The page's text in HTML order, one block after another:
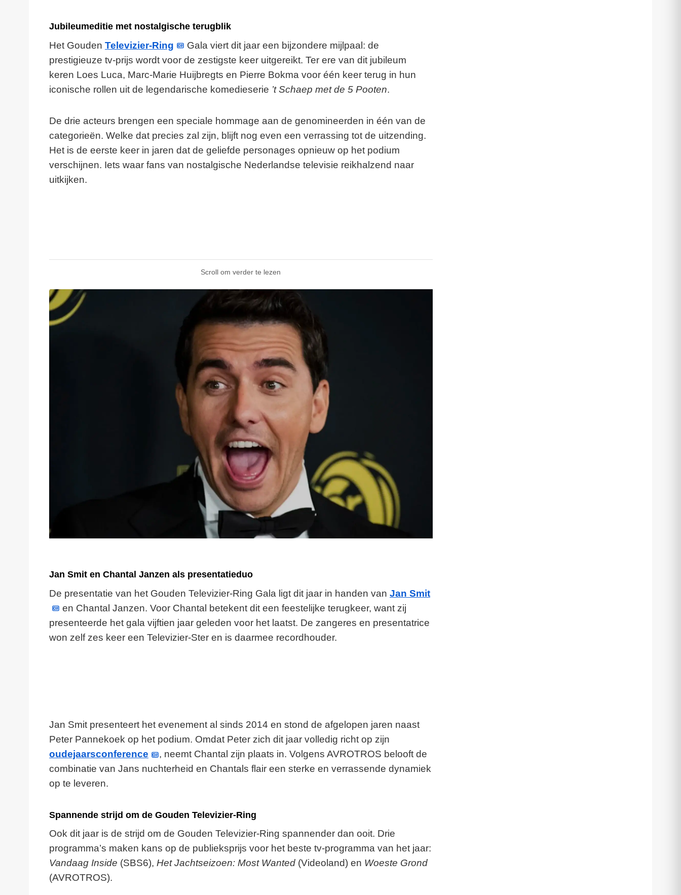
Jubileumeditie met nostalgische terugblik
Het Gouden Televizier-Ring
Gala viert dit jaar een bijzondere mijlpaal: de
prestigieuze tv-prijs wordt voor de zestigste keer uitgereikt. Ter ere van dit jubileum
keren Loes Luca, Marc-Marie Huijbregts en Pierre Bokma voor één keer terug in hun
iconische rollen uit de legendarische komedieserie ’t Schaep met de 5 Pooten.
De drie acteurs brengen een speciale hommage aan de genomineerden in één van de
categorieën. Welke dat precies zal zijn, blijft nog even een verrassing tot de uitzending.
Het is de eerste keer in jaren dat de geliefde personages opnieuw op het podium
verschijnen. Iets waar fans van nostalgische Nederlandse televisie reikhalzend naar
uitkijken.
Scroll om verder te lezen
Jan Smit en Chantal Janzen als presentatieduo
De presentatie van het Gouden Televizier-Ring Gala ligt dit jaar in handen van Jan Smit
en Chantal Janzen. Voor Chantal betekent dit een feestelijke terugkeer, want zij
presenteerde het gala vijftien jaar geleden voor het laatst. De zangeres en presentatrice
won zelf zes keer een Televizier-Ster en is daarmee recordhouder.
Jan Smit presenteert het evenement al sinds 2014 en stond de afgelopen jaren naast
Peter Pannekoek op het podium. Omdat Peter zich dit jaar volledig richt op zijn
oudejaarsconference
, neemt Chantal zijn plaats in. Volgens AVROTROS belooft de
combinatie van Jans nuchterheid en Chantals flair een sterke en verrassende dynamiek
op te leveren.
Spannende strijd om de Gouden Televizier-Ring
Ook dit jaar is de strijd om de Gouden Televizier-Ring spannender dan ooit. Drie
programma’s maken kans op de publieksprijs voor het beste tv-programma van het jaar:
Vandaag Inside (SBS6), Het Jachtseizoen: Most Wanted (Videoland) en Woeste Grond
(AVROTROS).